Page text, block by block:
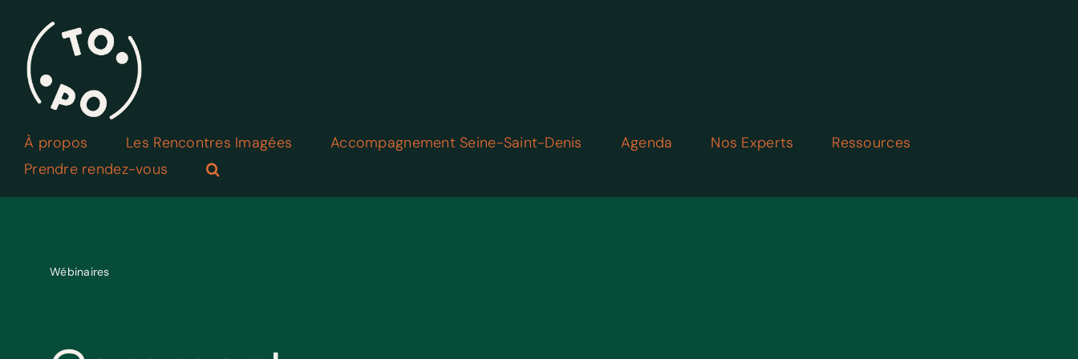
content
À propos Les Rencontres Imagées Accompagnement Seine-Saint-Denis Agenda Nos Experts
Ressources
Prendre rendez-vous
Wébinaires